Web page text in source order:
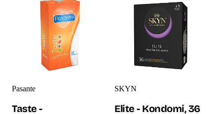
Pasante
Taste -
SKYN
Elite - Kondomi, 36